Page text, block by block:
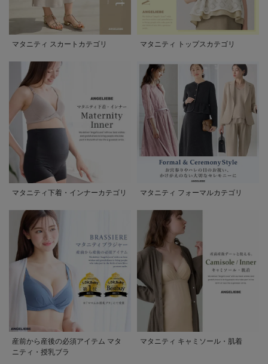
マタニティ スカートカテゴリ マタニティ トップスカテゴリ
マタニティ下着・インナーカテゴリ マタニティ フォーマルカテゴリ
産前から産後の必須アイテム マタ
ニティ・授乳ブラ
マタニティ キャミソール・肌着